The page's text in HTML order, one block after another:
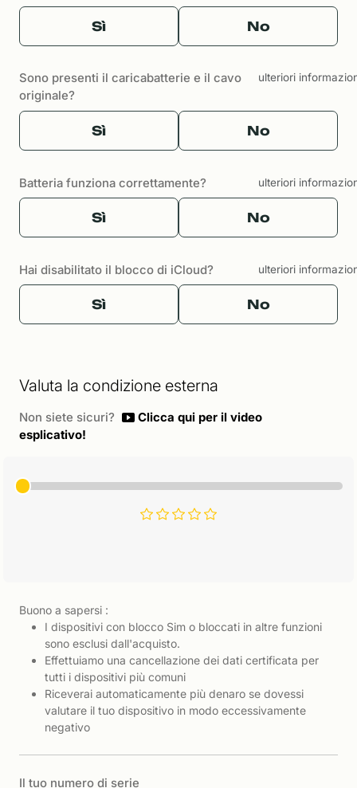
Sì No
Sono presenti il caricabatterie e il cavo
originale?
ulteriori
Sì No
Batteria funziona correttamente? ulteriori
Sì No
Hai disabilitato il blocco di iCloud? ulteriori
Sì No
Valuta la condizione esterna
Non siete sicuri?
Clicca qui per il video
esplicativo!
Buono a sapersi :
I dispositivi con blocco Sim o bloccati in altre funzioni
sono esclusi dall'acquisto.
Effettuiamo una cancellazione dei dati certificata per
tutti i dispositivi più comuni
Riceverai automaticamente più denaro se dovessi
valutare il tuo dispositivo in modo eccessivamente
negativo
Il tuo numero di serie